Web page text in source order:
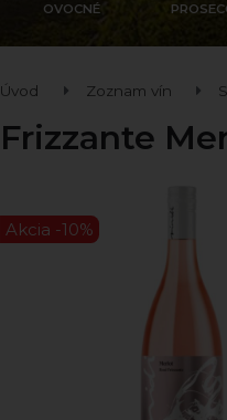
OVOCNÉ
Úvod Zoznam vín
Frizzante
Akcia -10%